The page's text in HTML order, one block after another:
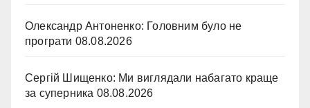
Олександр Антоненко: Головним було не
програти 08.08.2026
Сергій Шищенко: Ми виглядали набагато краще
за суперника 08.08.2026